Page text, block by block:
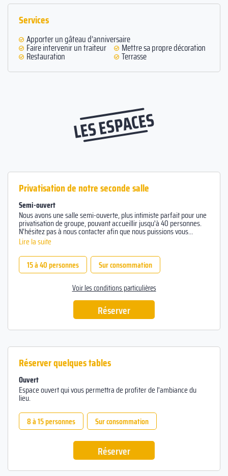
Services
Apporter un gâteau d’anniversaire
Faire intervenir un traiteur Mettre sa propre décoration
Restauration Terrasse
LES ESPACES
Privatisation de notre seconde salle
Semi-ouvert
Nous avons une salle semi-ouverte, plus intimiste parfait pour une
privatisation de groupe, pouvant accueillir jusqu'à 40 personnes.
N'hésitez pas à nous contacter afin que nous puissions vous
proposer une offre personnalisée et adaptée.
En outre nous faisons une remise de 10% sur notre offre tapas si
vous réservez à l'avance.
Lire la suite
15 à 40 personnes
Sur consommation
Voir les conditions particulières
Réserver
Réserver quelques tables
Ouvert
Espace ouvert qui vous permettra de profiter de l'ambiance du
lieu.
8 à 15 personnes
Sur consommation
Réserver